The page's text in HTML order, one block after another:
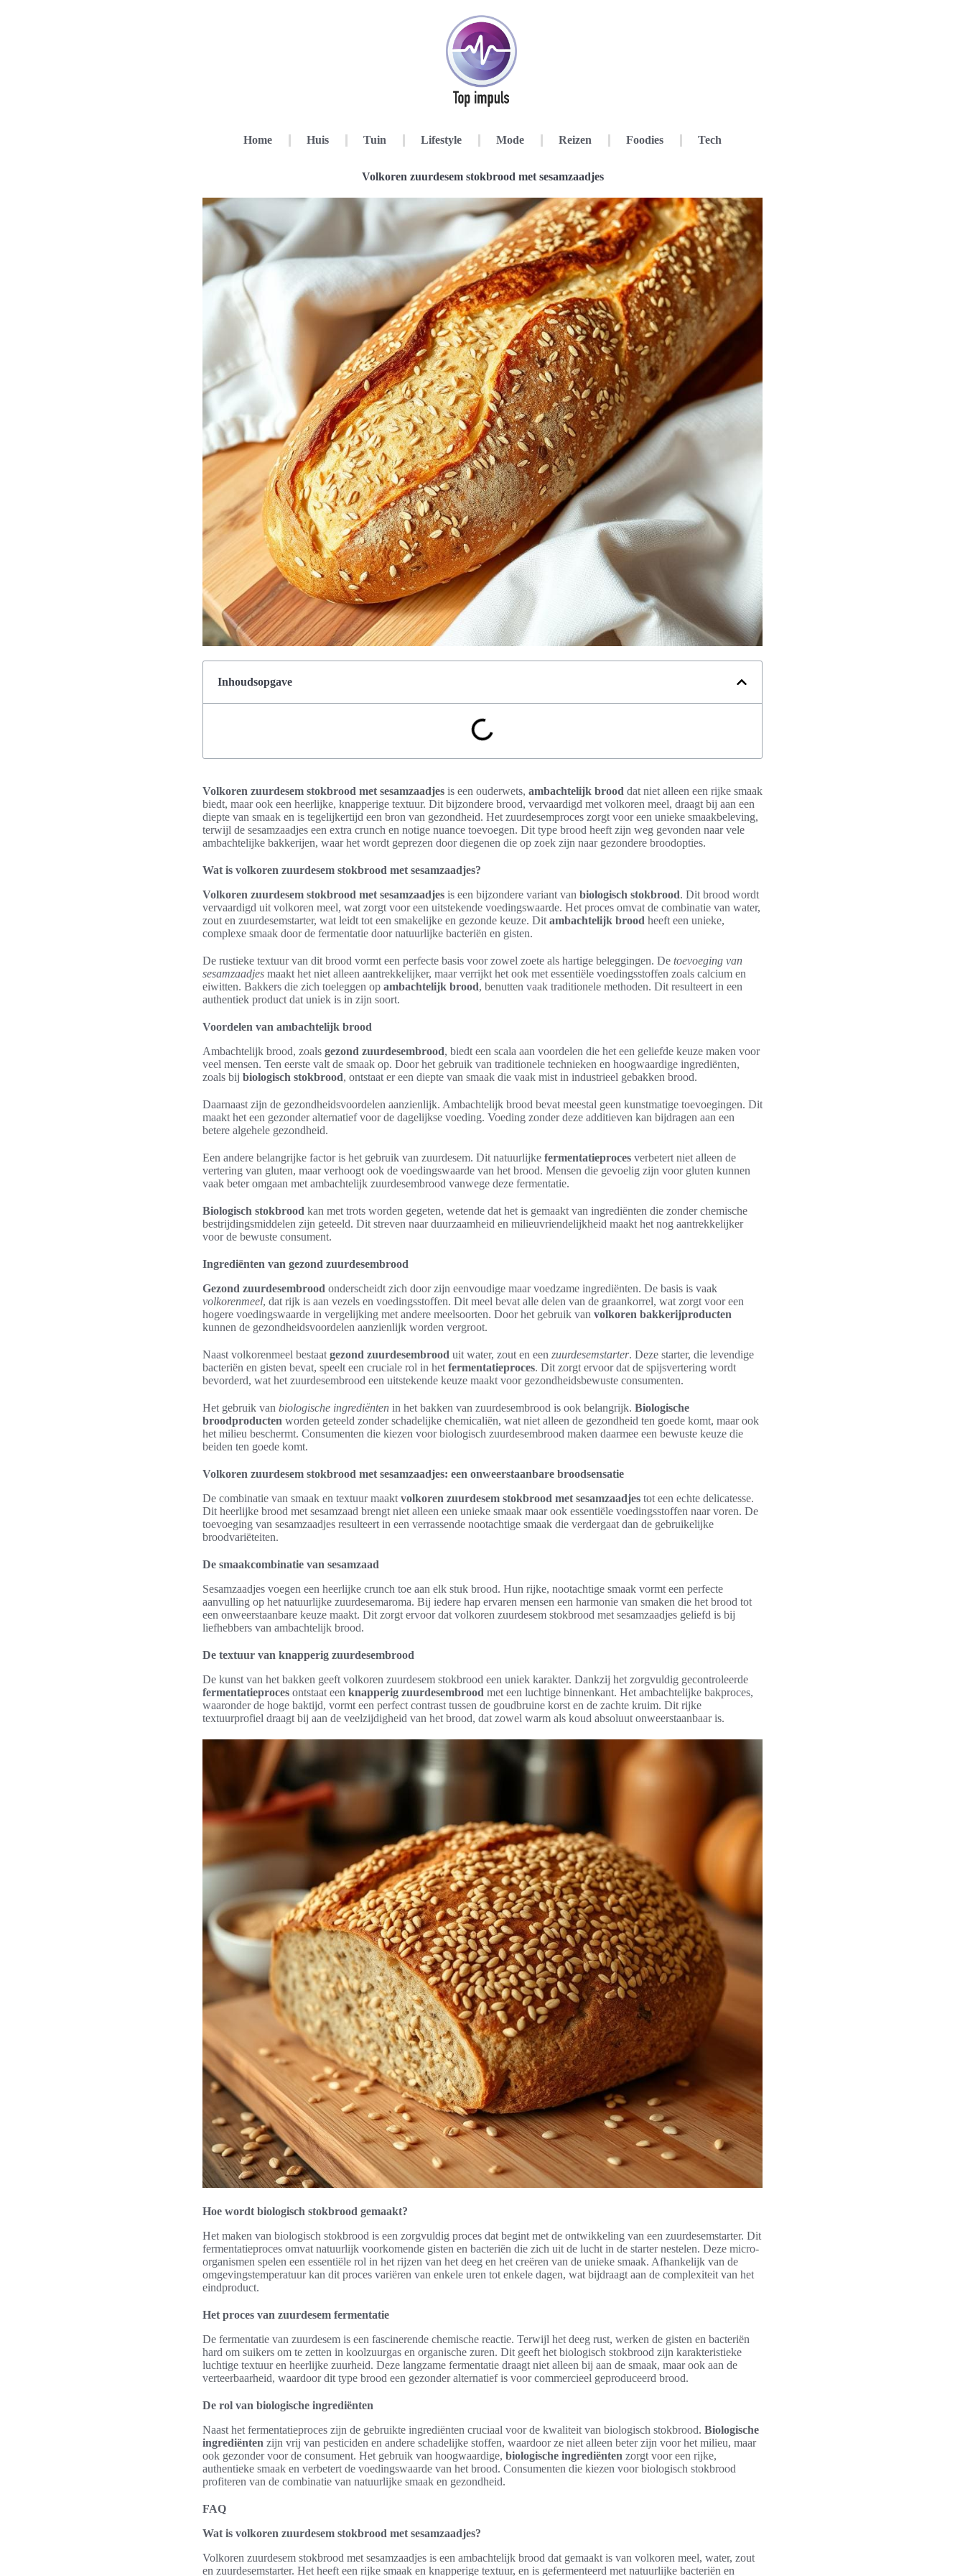
Home Huis Tuin Lifestyle Mode Reizen Foodies Tech
Volkoren zuurdesem stokbrood met sesamzaadjes
Inhoudsopgave
Volkoren zuurdesem stokbrood met sesamzaadjes is een ouderwets, ambachtelijk brood dat niet alleen een rijke smaak
biedt, maar ook een heerlijke, knapperige textuur. Dit bijzondere brood, vervaardigd met volkoren meel, draagt bij aan een
diepte van smaak en is tegelijkertijd een bron van gezondheid. Het zuurdesemproces zorgt voor een unieke smaakbeleving,
terwijl de sesamzaadjes een extra crunch en notige nuance toevoegen. Dit type brood heeft zijn weg gevonden naar vele
ambachtelijke bakkerijen, waar het wordt geprezen door diegenen die op zoek zijn naar gezondere broodopties.
Wat is volkoren zuurdesem stokbrood met sesamzaadjes?
Volkoren zuurdesem stokbrood met sesamzaadjes is een bijzondere variant van biologisch stokbrood. Dit brood wordt
vervaardigd uit volkoren meel, wat zorgt voor een uitstekende voedingswaarde. Het proces omvat de combinatie van water,
zout en zuurdesemstarter, wat leidt tot een smakelijke en gezonde keuze. Dit ambachtelijk brood heeft een unieke,
complexe smaak door de fermentatie door natuurlijke bacteriën en gisten.
De rustieke textuur van dit brood vormt een perfecte basis voor zowel zoete als hartige beleggingen. De toevoeging van
sesamzaadjes maakt het niet alleen aantrekkelijker, maar verrijkt het ook met essentiële voedingsstoffen zoals calcium en
eiwitten. Bakkers die zich toeleggen op ambachtelijk brood, benutten vaak traditionele methoden. Dit resulteert in een
authentiek product dat uniek is in zijn soort.
Voordelen van ambachtelijk brood
Ambachtelijk brood, zoals gezond zuurdesembrood, biedt een scala aan voordelen die het een geliefde keuze maken voor
veel mensen. Ten eerste valt de smaak op. Door het gebruik van traditionele technieken en hoogwaardige ingrediënten,
zoals bij biologisch stokbrood, ontstaat er een diepte van smaak die vaak mist in industrieel gebakken brood.
Daarnaast zijn de gezondheidsvoordelen aanzienlijk. Ambachtelijk brood bevat meestal geen kunstmatige toevoegingen. Dit
maakt het een gezonder alternatief voor de dagelijkse voeding. Voeding zonder deze additieven kan bijdragen aan een
betere algehele gezondheid.
Een andere belangrijke factor is het gebruik van zuurdesem. Dit natuurlijke fermentatieproces verbetert niet alleen de
vertering van gluten, maar verhoogt ook de voedingswaarde van het brood. Mensen die gevoelig zijn voor gluten kunnen
vaak beter omgaan met ambachtelijk zuurdesembrood vanwege deze fermentatie.
Biologisch stokbrood kan met trots worden gegeten, wetende dat het is gemaakt van ingrediënten die zonder chemische
bestrijdingsmiddelen zijn geteeld. Dit streven naar duurzaamheid en milieuvriendelijkheid maakt het nog aantrekkelijker
voor de bewuste consument.
Ingrediënten van gezond zuurdesembrood
Gezond zuurdesembrood onderscheidt zich door zijn eenvoudige maar voedzame ingrediënten. De basis is vaak
volkorenmeel, dat rijk is aan vezels en voedingsstoffen. Dit meel bevat alle delen van de graankorrel, wat zorgt voor een
hogere voedingswaarde in vergelijking met andere meelsoorten. Door het gebruik van volkoren bakkerijproducten
kunnen de gezondheidsvoordelen aanzienlijk worden vergroot.
Naast volkorenmeel bestaat gezond zuurdesembrood uit water, zout en een zuurdesemstarter. Deze starter, die levendige
bacteriën en gisten bevat, speelt een cruciale rol in het fermentatieproces. Dit zorgt ervoor dat de spijsvertering wordt
bevorderd, wat het zuurdesembrood een uitstekende keuze maakt voor gezondheidsbewuste consumenten.
Het gebruik van biologische ingrediënten in het bakken van zuurdesembrood is ook belangrijk. Biologische
broodproducten worden geteeld zonder schadelijke chemicaliën, wat niet alleen de gezondheid ten goede komt, maar ook
het milieu beschermt. Consumenten die kiezen voor biologisch zuurdesembrood maken daarmee een bewuste keuze die
beiden ten goede komt.
Volkoren zuurdesem stokbrood met sesamzaadjes: een onweerstaanbare broodsensatie
De combinatie van smaak en textuur maakt volkoren zuurdesem stokbrood met sesamzaadjes tot een echte delicatesse.
Dit heerlijke brood met sesamzaad brengt niet alleen een unieke smaak maar ook essentiële voedingsstoffen naar voren. De
toevoeging van sesamzaadjes resulteert in een verrassende nootachtige smaak die verdergaat dan de gebruikelijke
broodvariëteiten.
De smaakcombinatie van sesamzaad
Sesamzaadjes voegen een heerlijke crunch toe aan elk stuk brood. Hun rijke, nootachtige smaak vormt een perfecte
aanvulling op het natuurlijke zuurdesemaroma. Bij iedere hap ervaren mensen een harmonie van smaken die het brood tot
een onweerstaanbare keuze maakt. Dit zorgt ervoor dat volkoren zuurdesem stokbrood met sesamzaadjes geliefd is bij
liefhebbers van ambachtelijk brood.
De textuur van knapperig zuurdesembrood
De kunst van het bakken geeft volkoren zuurdesem stokbrood een uniek karakter. Dankzij het zorgvuldig gecontroleerde
fermentatieproces ontstaat een knapperig zuurdesembrood met een luchtige binnenkant. Het ambachtelijke bakproces,
waaronder de hoge baktijd, vormt een perfect contrast tussen de goudbruine korst en de zachte kruim. Dit rijke
textuurprofiel draagt bij aan de veelzijdigheid van het brood, dat zowel warm als koud absoluut onweerstaanbaar is.
Hoe wordt biologisch stokbrood gemaakt?
Het maken van biologisch stokbrood is een zorgvuldig proces dat begint met de ontwikkeling van een zuurdesemstarter. Dit
fermentatieproces omvat natuurlijk voorkomende gisten en bacteriën die zich uit de lucht in de starter nestelen. Deze micro-
organismen spelen een essentiële rol in het rijzen van het deeg en het creëren van de unieke smaak. Afhankelijk van de
omgevingstemperatuur kan dit proces variëren van enkele uren tot enkele dagen, wat bijdraagt aan de complexiteit van het
eindproduct.
Het proces van zuurdesem fermentatie
De fermentatie van zuurdesem is een fascinerende chemische reactie. Terwijl het deeg rust, werken de gisten en bacteriën
hard om suikers om te zetten in koolzuurgas en organische zuren. Dit geeft het biologisch stokbrood zijn karakteristieke
luchtige textuur en heerlijke zuurheid. Deze langzame fermentatie draagt niet alleen bij aan de smaak, maar ook aan de
verteerbaarheid, waardoor dit type brood een gezonder alternatief is voor commercieel geproduceerd brood.
De rol van biologische ingrediënten
Naast het fermentatieproces zijn de gebruikte ingrediënten cruciaal voor de kwaliteit van biologisch stokbrood. Biologische
ingrediënten zijn vrij van pesticiden en andere schadelijke stoffen, waardoor ze niet alleen beter zijn voor het milieu, maar
ook gezonder voor de consument. Het gebruik van hoogwaardige, biologische ingrediënten zorgt voor een rijke,
authentieke smaak en verbetert de voedingswaarde van het brood. Consumenten die kiezen voor biologisch stokbrood
profiteren van de combinatie van natuurlijke smaak en gezondheid.
FAQ
Wat is volkoren zuurdesem stokbrood met sesamzaadjes?
Volkoren zuurdesem stokbrood met sesamzaadjes is een ambachtelijk brood dat gemaakt is van volkoren meel, water, zout
en zuurdesemstarter. Het heeft een rijke smaak en knapperige textuur, en is gefermenteerd met natuurlijke bacteriën en